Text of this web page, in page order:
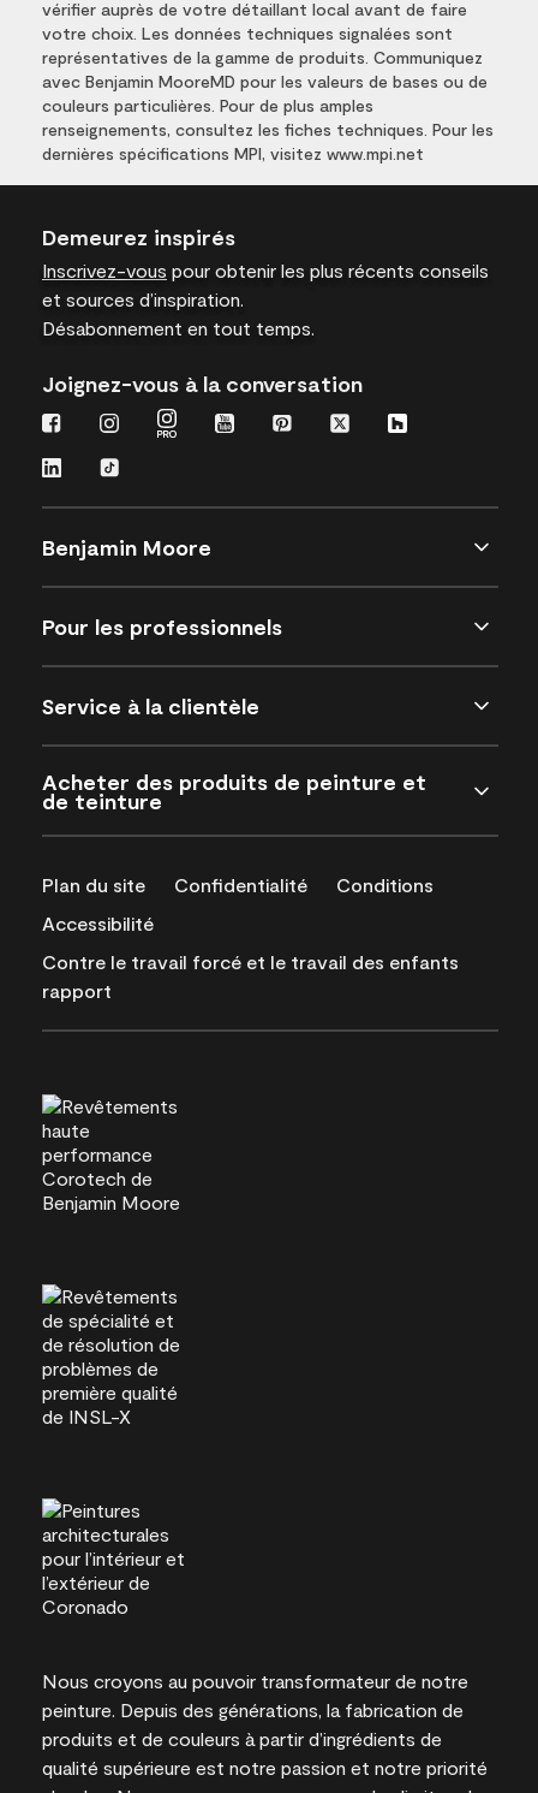
vérifier auprès de votre détaillant local avant de faire
votre choix. Les données techniques signalées sont
représentatives de la gamme de produits. Communiquez
avec Benjamin MooreMD pour les valeurs de bases ou de
couleurs particulières. Pour de plus amples
renseignements, consultez les fiches techniques. Pour les
dernières spécifications MPI, visitez www.mpi.net
Demeurez inspirés
Inscrivez-vous pour obtenir les plus récents conseils
et sources d’inspiration.
Désabonnement en tout temps.
Joignez-vous à la conversation
Benjamin Moore
Pour les professionnels
Service à la clientèle
Acheter des produits de peinture et
de teinture
Plan du site Confidentialité
Conditions
Accessibilité
Contre le travail forcé et le travail des enfants
rapport
Nous croyons au pouvoir transformateur de notre
peinture. Depuis des générations, la fabrication de
produits et de couleurs à partir d’ingrédients de
qualité supérieure est notre passion et notre priorité